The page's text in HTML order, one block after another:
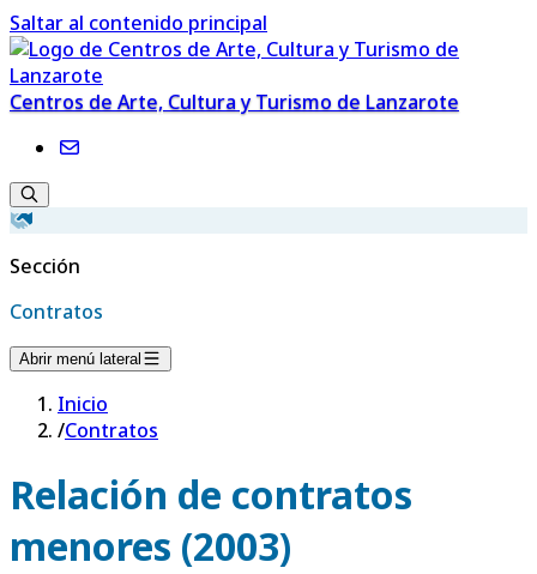
Saltar al contenido principal
Centros de Arte, Cultura y Turismo de Lanzarote
Sección
Contratos
Abrir menú lateral
Inicio
/Contratos
Relación de contratos
menores (2003)